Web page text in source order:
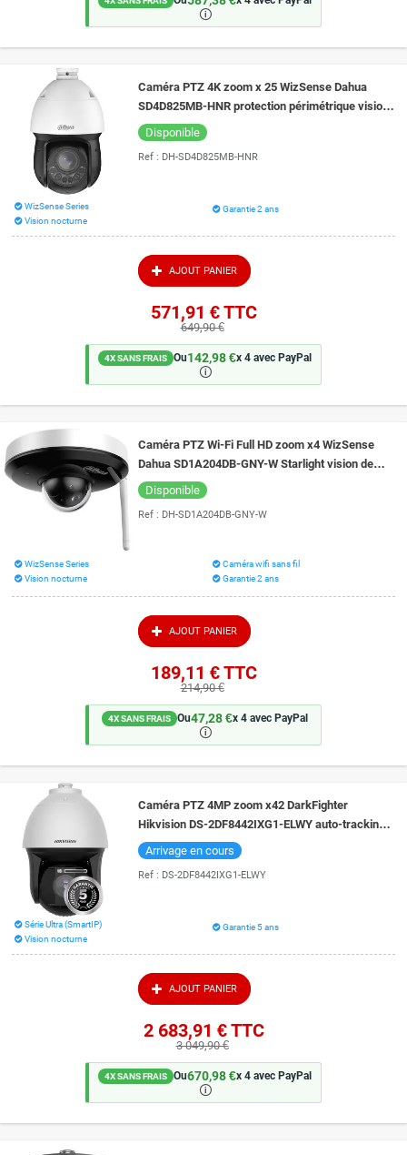
🛈
Caméra PTZ 4K zoom x 25 WizSense Dahua
SD4D825MB-HNR protection périmétrique vision
de nuit couleur 100 mètres
Disponible
Ref : DH-SD4D825MB-HNR
WizSense Series
Vision nocturne
Garantie 2 ans
AJOUT PANIER
571,91 €TTC
649,90 €
4X SANS FRAIS Ou142,98 €x 4 avec PayPal
🛈
Caméra PTZ Wi-Fi Full HD zoom x4 WizSense
Dahua SD1A204DB-GNY-W Starlight vision de
nuit 20 mètres
Disponible
Ref : DH-SD1A204DB-GNY-W
WizSense Series
Vision nocturne
Caméra wifi sans fil
Garantie 2 ans
AJOUT PANIER
189,11 €TTC
214,90 €
4X SANS FRAIS Ou47,28 €x 4 avec PayPal
🛈
Caméra PTZ 4MP zoom x42 DarkFighter
Hikvision DS-2DF8442IXG1-ELWY auto-tracking
et lecture de plaque vision de nuit 400 mètres
Arrivage en cours
Ref : DS-2DF8442IXG1-ELWY
Série Ultra (SmartIP)
Vision nocturne
Garantie 5 ans
AJOUT PANIER
2 683,91 €TTC
3 049,90 €
4X SANS FRAIS Ou670,98 €x 4 avec PayPal
🛈